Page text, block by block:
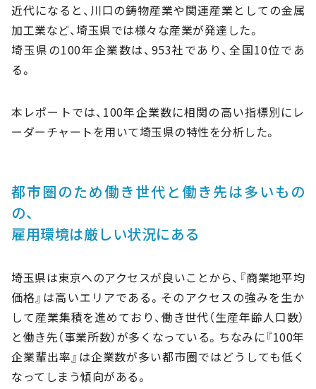
近代になると、川口の鋳物産業や関連産業としての金属
加工業など、埼玉県では様々な産業が発達した。
埼玉県の100年企業数は、953社であり、全国10位であ
る。
本レポートでは、100年企業数に相関の高い指標別にレ
ーダーチャートを用いて埼玉県の特性を分析した。
都市圏のため働き世代と働き先は多いもの
の、
雇用環境は厳しい状況にある
埼玉県は東京へのアクセスが良いことから、『商業地平均
価格』は高いエリアである。そのアクセスの強みを生か
して産業集積を進めており、働き世代（生産年齢人口数）
と働き先（事業所数）が多くなっている。ちなみに『100年
企業輩出率』は企業数が多い都市圏ではどうしても低く
なってしまう傾向がある。